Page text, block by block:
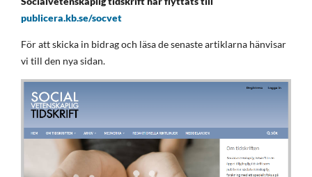
publicera.kb.se/socvet
För att skicka in bidrag och läsa de senaste artiklarna hänvisar
vi till den nya sidan.